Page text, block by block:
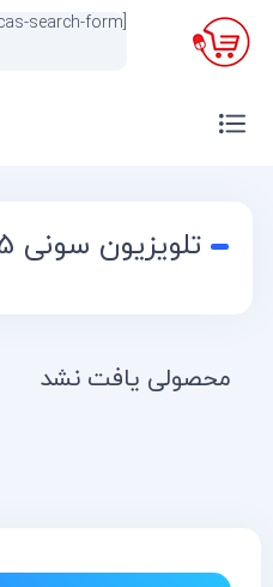
[wcas-search-form] ×
تلویزیون سونی 55 اینچ
محصولی یافت نشد